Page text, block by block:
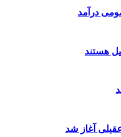
درآمد
هستند
آغاز شد